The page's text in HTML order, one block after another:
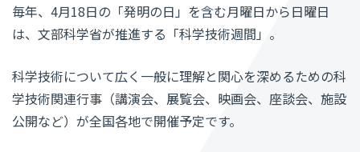
毎年、4月18日の「発明の日」を含む月曜日から日曜日
は、文部科学省が推進する「科学技術週間」。
科学技術について広く一般に理解と関心を深めるための科
学技術関連行事（講演会、展覧会、映画会、座談会、施設
公開など）が全国各地で開催予定です。